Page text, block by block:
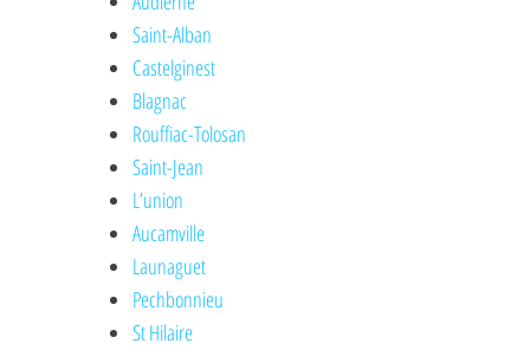
Saint-Alban
Castelginest
Blagnac
Rouffiac-Tolosan
Saint-Jean
L’union
Aucamville
Launaguet
Pechbonnieu
St Hilaire